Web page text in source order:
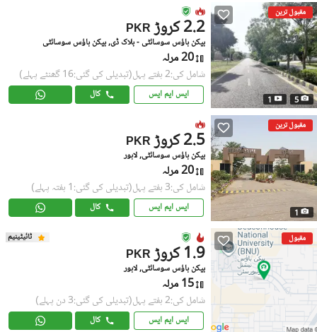
مقبول ترین
5
1
PKR 2.2 کروڑ
بیکن ہاؤس سوسائٹی - بلاک ڈی, بیکن ہاؤس سوسائٹی
20 مرلہ
شامل کی:2 ہفتے پہل (تبدیلی کی گئی:16 گھنٹے پہلے)
ایس ایم ایس کال
مقبول ترین
1
PKR 2.5 کروڑ
بیکن ہاؤس سوسائٹی, لاہور
20 مرلہ
شامل کی:3 ہفتے پہل (تبدیلی کی گئی:1 ہفتہ پہلے)
ایس ایم ایس کال
مقبول ٹائیٹینیم
PKR 1.9 کروڑ
بیکن ہاؤس سوسائٹی, لاہور
15 مرلہ
شامل کی:2 ہفتے پہل (تبدیلی کی گئی:3 دن پہلے)
ایس ایم ایس کال